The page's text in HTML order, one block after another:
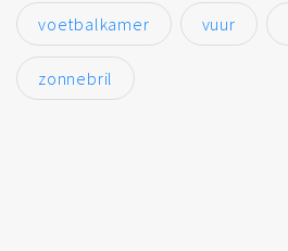
voetbalkamer vuur
zonnebril